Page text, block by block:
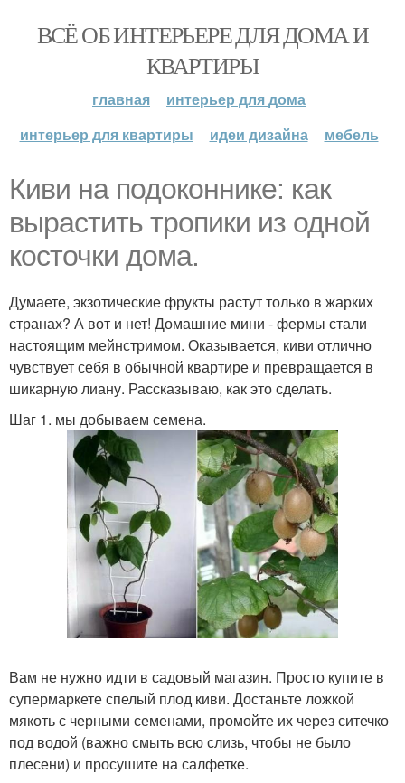
ВСЁ ОБ ИНТЕРЬЕРЕ ДЛЯ ДОМА И
КВАРТИРЫ
главная
интерьер для дома
интерьер для квартиры
идеи дизайна мебель
Киви на подоконнике: как
вырастить тропики из одной
косточки дома.
Думаете, экзотические фрукты растут только в жарких
странах? А вот и нет! Домашние мини - фермы стали
настоящим мейнстримом. Оказывается, киви отлично
чувствует себя в обычной квартире и превращается в
шикарную лиану. Рассказываю, как это сделать.
Шаг 1. мы добываем семена.
Вам не нужно идти в садовый магазин. Просто купите в
супермаркете спелый плод киви. Достаньте ложкой
мякоть с черными семенами, промойте их через ситечко
под водой (важно смыть всю слизь, чтобы не было
плесени) и просушите на салфетке.